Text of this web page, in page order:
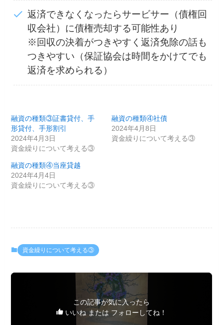
返済できなくなったらサービサー（債権回
収会社）に債権売却する可能性あり
※回収の決着がつきやすく返済免除の話も
つきやすい（保証協会は時間をかけてでも
返済を求められる）
融資の種類③証書貸付、手
形貸付、手形割引
2024年4月3日
資金繰りについて考える③
融資の種類④社債
2024年4月8日
資金繰りについて考える③
融資の種類④当座貸越
2024年4月4日
資金繰りについて考える③
資金繰りについて考える③
この記事が気に入ったら
いいね または フォローしてね！